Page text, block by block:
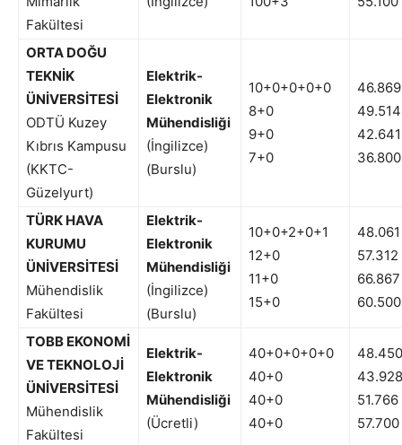
Fakültesi
ORTA DOĞU
TEKNİK
ÜNİVERSİTESİ
ODTÜ Kuzey
Kıbrıs Kampusu
(KKTC-
Güzelyurt)
Elektrik-
Elektronik
Mühendisliği
(İngilizce)
(Burslu)
10+0+0+0+0
8+0
9+0
7+0
46.869
49.514
42.641
36.800
TÜRK HAVA
KURUMU
ÜNİVERSİTESİ
Mühendislik
Fakültesi
Elektrik-
Elektronik
Mühendisliği
(İngilizce)
(Burslu)
10+0+2+0+1
12+0
11+0
15+0
48.061
57.312
66.867
60.500
TOBB EKONOMİ
VE TEKNOLOJİ
ÜNİVERSİTESİ
Mühendislik
Fakültesi
Elektrik-
Elektronik
Mühendisliği
(Ücretli)
40+0+0+0+0
40+0
40+0
40+0
48.450
43.928
51.766
57.700